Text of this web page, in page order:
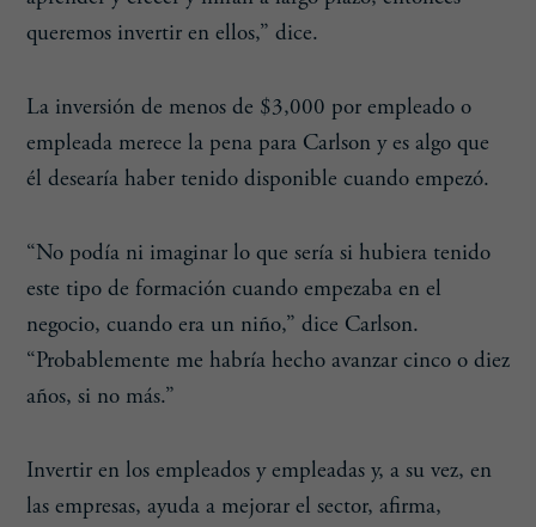
queremos invertir en ellos,” dice.
La inversión de menos de $3,000 por empleado o
empleada merece la pena para Carlson y es algo que
él desearía haber tenido disponible cuando empezó.
“No podía ni imaginar lo que sería si hubiera tenido
este tipo de formación cuando empezaba en el
negocio, cuando era un niño,” dice Carlson.
“Probablemente me habría hecho avanzar cinco o diez
años, si no más.”
Invertir en los empleados y empleadas y, a su vez, en
las empresas, ayuda a mejorar el sector, afirma,